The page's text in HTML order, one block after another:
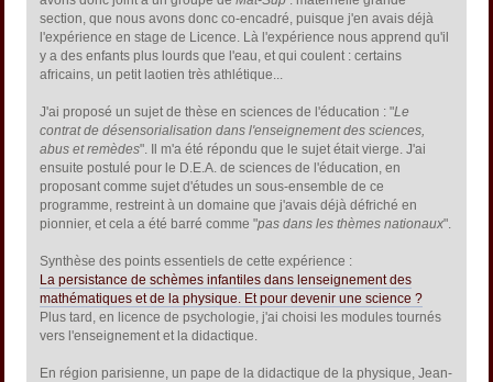
section, que nous avons donc co-encadré, puisque j'en avais déjà
l'expérience en stage de Licence. Là l'expérience nous apprend qu'il
y a des enfants plus lourds que l'eau, et qui coulent : certains
africains, un petit laotien très athlétique...
J'ai proposé un sujet de thèse en sciences de l'éducation : "Le
contrat de désensorialisation dans l'enseignement des sciences,
abus et remèdes". Il m'a été répondu que le sujet était vierge. J'ai
ensuite postulé pour le D.E.A. de sciences de l'éducation, en
proposant comme sujet d'études un sous-ensemble de ce
programme, restreint à un domaine que j'avais déjà défriché en
pionnier, et cela a été barré comme "pas dans les thèmes nationaux".
Synthèse des points essentiels de cette expérience :
La persistance de schèmes infantiles dans lenseignement des
mathématiques et de la physique. Et pour devenir une science ?
Plus tard, en licence de psychologie, j'ai choisi les modules tournés
vers l'enseignement et la didactique.
En région parisienne, un pape de la didactique de la physique, Jean-